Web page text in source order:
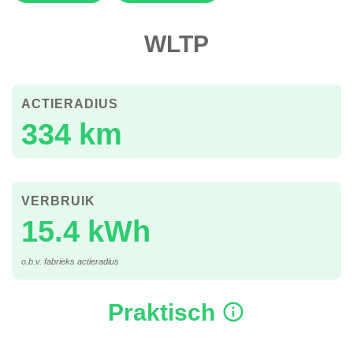
WLTP
334 km
ACTIERADIUS
15.4 kWh
VERBRUIK
o.b.v. fabrieks actieradius
Praktisch